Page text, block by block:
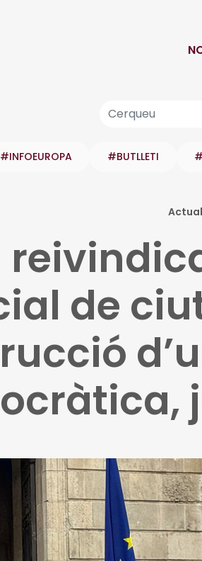
#INFOEUROPA #BUTLLETI
de